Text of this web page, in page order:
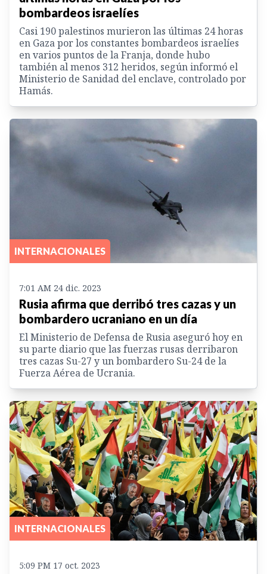
bombardeos israelíes
Casi 190 palestinos murieron las últimas 24 horas
en Gaza por los constantes bombardeos israelíes
en varios puntos de la Franja, donde hubo
también al menos 312 heridos, según informó el
Ministerio de Sanidad del enclave, controlado por
Hamás.
INTERNACIONALES
7:01 AM 24 dic. 2023
Rusia afirma que derribó tres cazas y un
bombardero ucraniano en un día
El Ministerio de Defensa de Rusia aseguró hoy en
su parte diario que las fuerzas rusas derribaron
tres cazas Su-27 y un bombardero Su-24 de la
Fuerza Aérea de Ucrania.
INTERNACIONALES
5:09 PM 17 oct. 2023